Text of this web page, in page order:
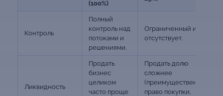
(100%)
Контроль
Полный
контроль над
потоками и
решениями.
Ограниченный или
отсутствует.
Ликвидность
Продать
бизнес
целиком
часто проще
Продать долю
сложнее
(преимущественное
право покупки,